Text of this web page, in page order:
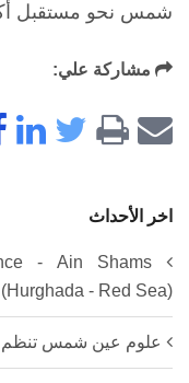
شمس نحو مستقبل
مشاركة علي:
اخر الأحداث
- Ain Shams
- Red Sea)
علوم عين شمس تنظم